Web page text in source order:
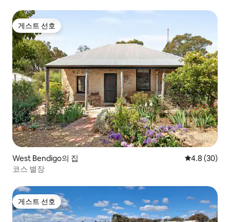
게스트 선호
게스트 선호
West Bendigo의 집 평점 4.8점(5
4.8 (30)
코스 별장
게스트 선호
게스트 선호